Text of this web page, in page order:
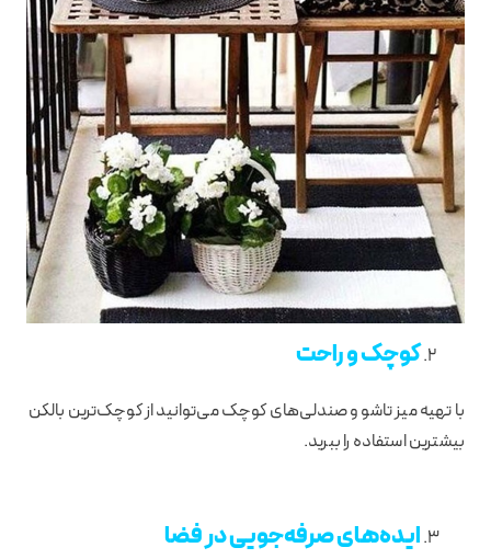
کوچک و راحت
با تهیه میز تاشو و صندلی‌های کوچک می‌توانید از کوچک‌ترین بالکن
بیشترین استفاده را ببرید.
ایده‌های صرفه‌جویی در فضا